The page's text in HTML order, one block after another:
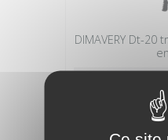
DIMAVERY Dt-